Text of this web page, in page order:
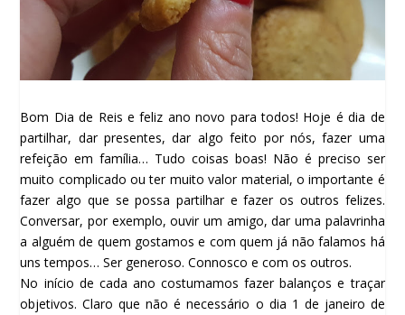
Bom Dia de Reis e feliz ano novo para todos! Hoje é dia de
partilhar, dar presentes, dar algo feito por nós, fazer uma
refeição em família… Tudo coisas boas! Não é preciso ser
muito complicado ou ter muito valor material, o importante é
fazer algo que se possa partilhar e fazer os outros felizes.
Conversar, por exemplo, ouvir um amigo, dar uma palavrinha
a alguém de quem gostamos e com quem já não falamos há
uns tempos… Ser generoso. Connosco e com os outros.
No início de cada ano costumamos fazer balanços e traçar
objetivos. Claro que não é necessário o dia 1 de janeiro de